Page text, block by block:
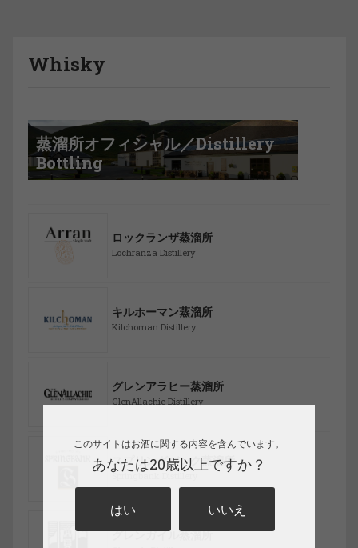
Whisky
蒸溜所オフィシャル／Distillery
Bottling
ロックランザ蒸溜所
Lochranza Distillery
キルホーマン蒸溜所
Kilchoman Distillery
グレンアラヒー蒸溜所
GlenAllachie Distillery
スプリングバンク蒸溜所
Springbank Distillery
グレンガイル蒸溜所
このサイトはお酒に関する内容を含んでいます。
あなたは20歳以上ですか？
はい いいえ